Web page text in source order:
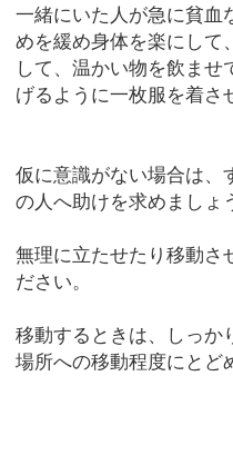
一緒にいた人が急に貧血
めを緩め身体を楽にして
して、温かい物を飲ませ
げるように一枚服を着さ
仮に意識がない場合は、
の人へ助けを求めましょ
無理に立たせたり移動さ
ださい。
移動するときは、しっか
場所への移動程度にとど